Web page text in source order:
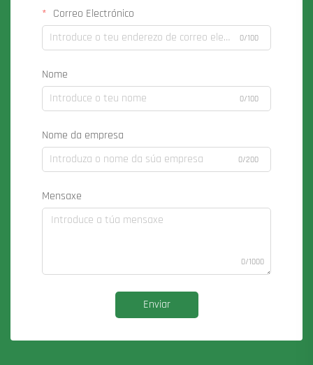
Correo Electrónico
0/100
Nome
0/100
Nome da empresa
0/200
Mensaxe
0/1000
Enviar